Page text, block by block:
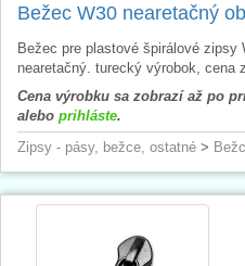
Bežec W30 nearetačný
Bežec pre plastové špirálové zipsy
nearetačný. turecký výrobok, cena
Cena výrobku sa zobrazí až po
alebo prihláste.
Zipsy - pásy, bežce, ostatné >